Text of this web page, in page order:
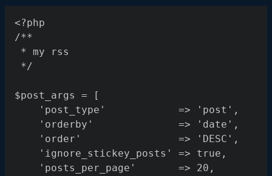
<?php
/**
* my rss
*/
$post_args = [
    'post_type'            => 'post',
    'orderby'              => 'date',
    'order'                => 'DESC',
    'ignore_stickey_posts' => true,
    'posts_per_page'       => 20,